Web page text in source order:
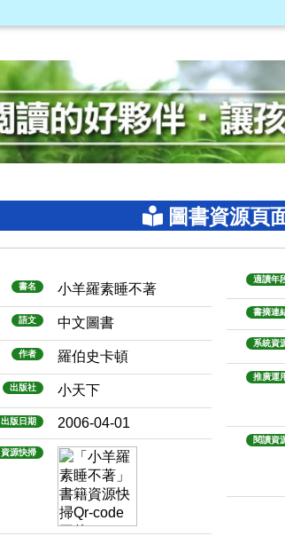
圖書資源頁
書名 小羊羅素睡不著
語文 中文圖書
作者 羅伯史卡頓
出版社 小天下
出版日期 2006-04-01
資源快掃
適讀年
書摘連
系統資
推廣運
閱讀資